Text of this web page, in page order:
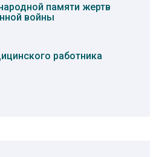
памяти жертв
войны
работника